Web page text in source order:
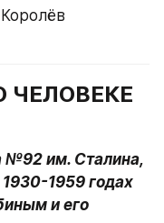
ЧЕЛОВЕКЕ
№92 им. Сталина,
1959 годах
и его